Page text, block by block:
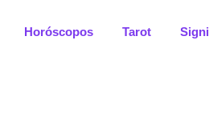
Horóscopos Tarot